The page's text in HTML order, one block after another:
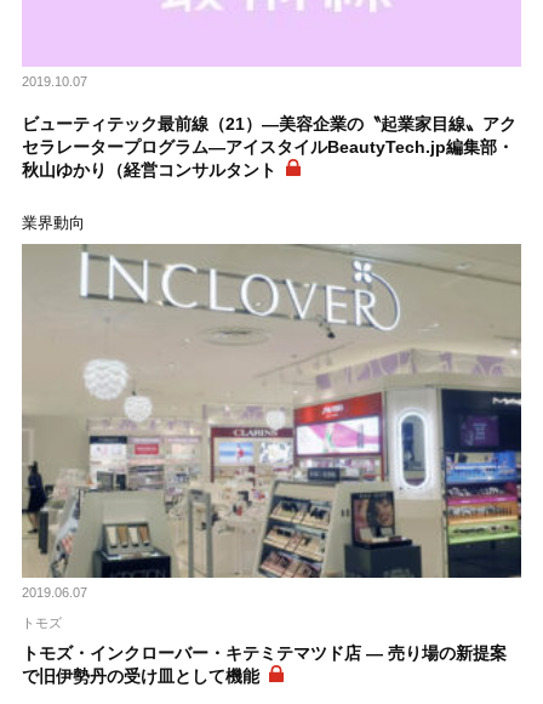
2019.10.07
ビューティテック最前線（21）―美容企業の〝起業家目線〟アク
セラレータープログラム―アイスタイルBeautyTech.jp編集部・
秋山ゆかり（経営コンサルタント
業界動向
2019.06.07
トモズ
トモズ・インクローバー・キテミテマツド店 ― 売り場の新提案
で旧伊勢丹の受け皿として機能